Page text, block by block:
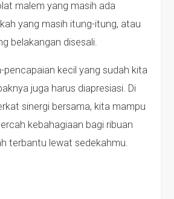
malem yang masih ada
yang masih itung-itung, atau
belakangan disesali.
pencapaian kecil yang sudah kita
juga harus diapresiasi. Di
sinergi bersama, kita mampu
kebahagiaan bagi ribuan
terbantu lewat sedekahmu.